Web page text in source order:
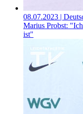
08.07.2023 |
Marius Probst:
ist"